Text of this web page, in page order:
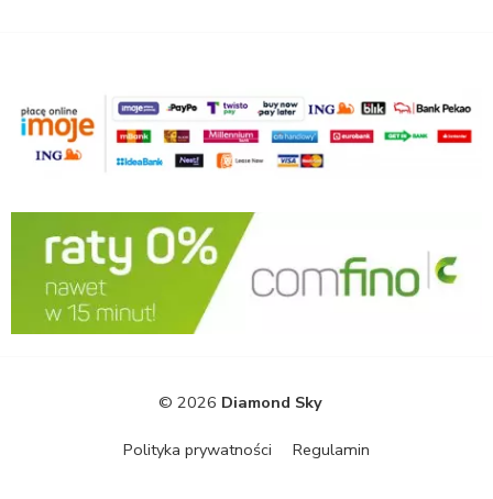
© 2026 Diamond Sky
Polityka prywatności Regulamin